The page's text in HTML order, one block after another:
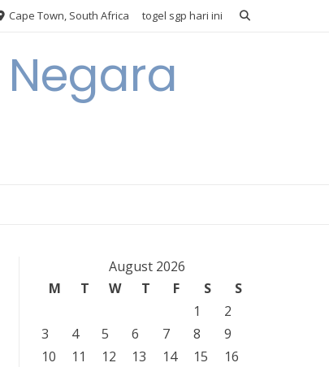
Cape Town, South Africa togel sgp hari ini
August 2026
M
T W T F S
S
1
2
3
4 5 6 7 8
9
10
11 12 13 14 15
16